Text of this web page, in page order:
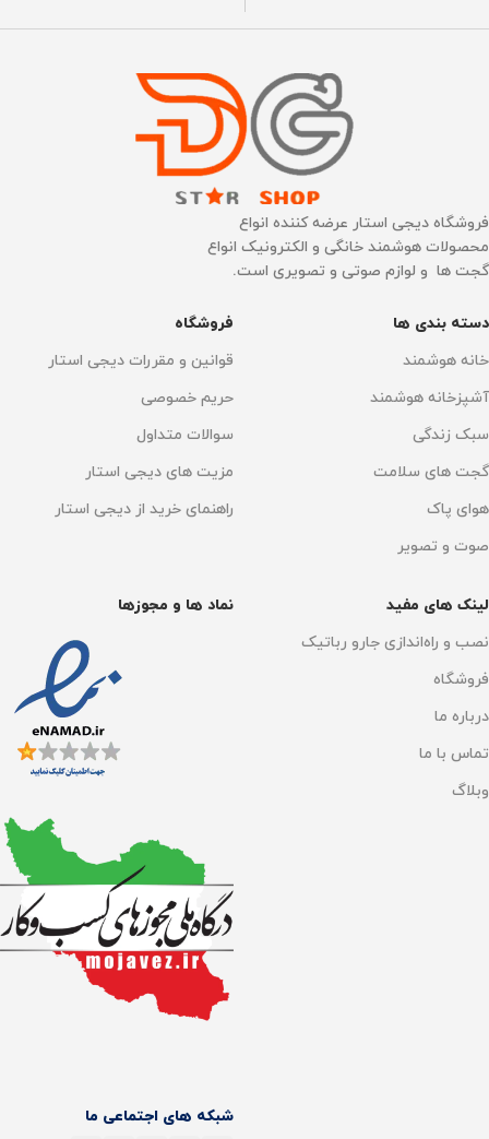
35000 پاسکال
عملکرد باطری 220 دقیقه
زمان شارژ 4 الی 5 ساعت
پر کردن خودکار مخزن آب
حجم مخزن آب تمیز
حجم مخزن آب کثیف
حجم مخزن زباله
20000 پاسکال
ظرفیت باتری
5200 میلی آمپر
نقشه کشی سه بعدی
دارد
سنسور سه بعدی دارد
هوش مصنوعی تشخیص
پر کردن خودکار مخزن آب
دارد
حجم مخزن آب تمیز
فروشگاه دیجی استار عرضه کننده انواع
محصولات هوشمند خانگی و الکترونیک انواع
گجت ها و لوازم صوتی و تصویری است.
دسته بندی ها
خانه هوشمند
آشپزخانه هوشمند
سبک زندگی
گجت های سلامت
هوای پاک
صوت و تصویر
فروشگاه
قوانین و مقررات دیجی استار
حریم خصوصی
سوالات متداول
مزیت های دیجی استار
راهنمای خرید از دیجی استار
لینک های مفید
نصب و راه‌اندازی جارو رباتیک
فروشگاه
درباره ما
تماس با ما
وبلاگ
نماد ها و مجوزها
شبکه های اجتماعی ما